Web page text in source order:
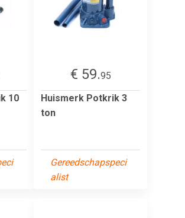
10
€ 59.95
Huismerk Potkrik 3
ton
Gereedschapspeci
alist